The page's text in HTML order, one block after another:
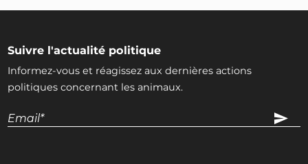
Suivre l'actualité politique
Informez-vous et réagissez aux dernières actions
politiques concernant les animaux.